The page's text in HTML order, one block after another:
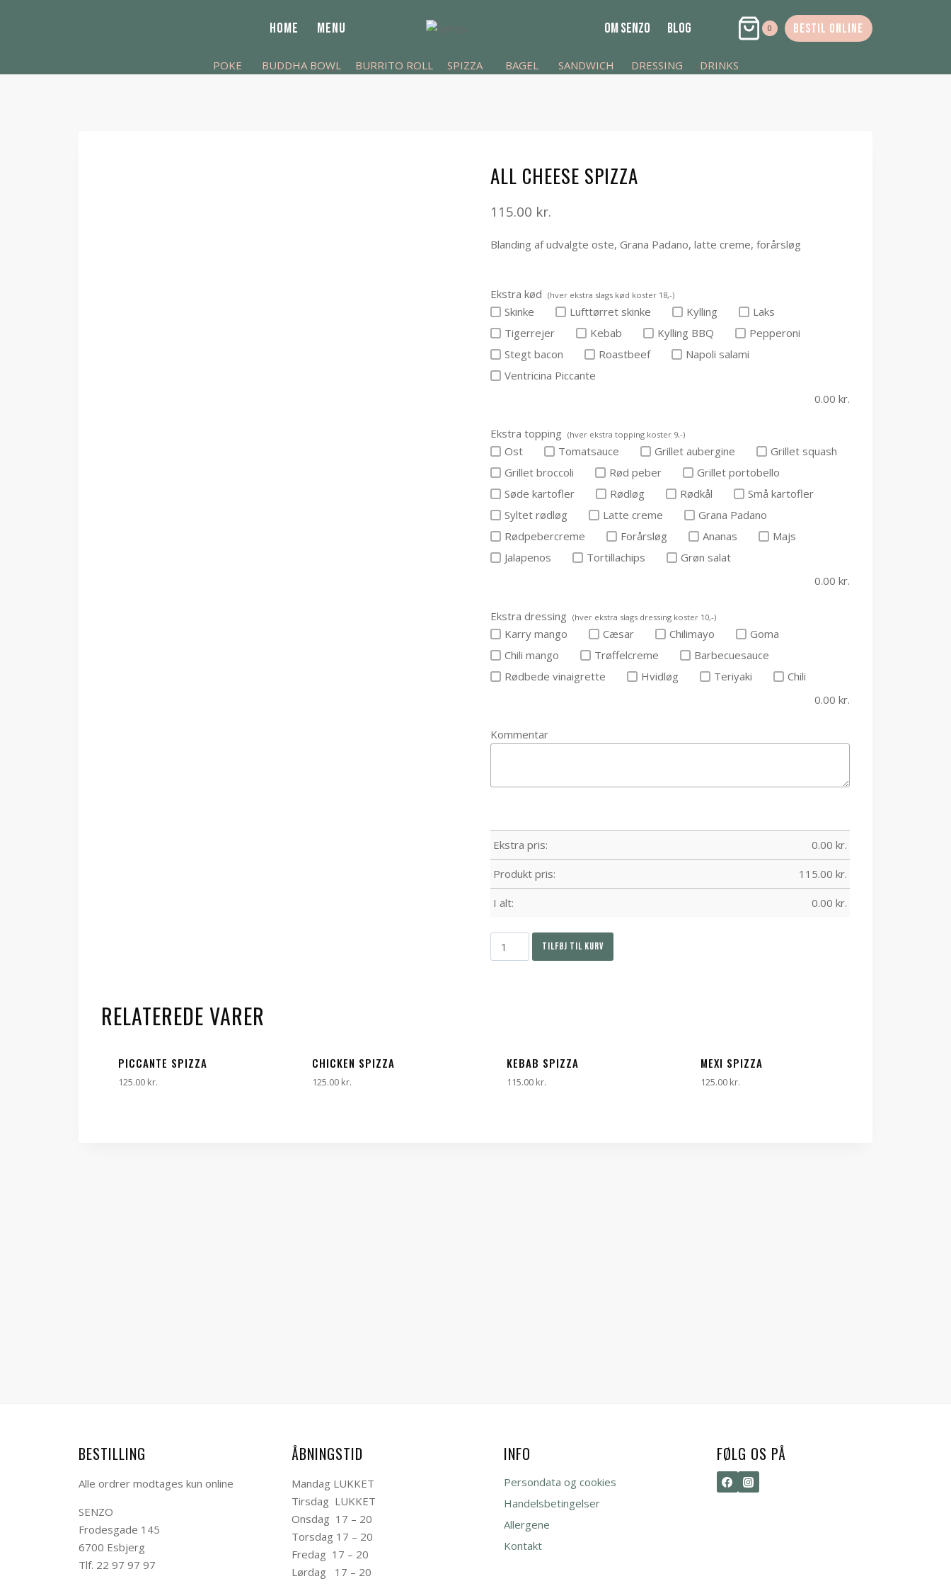
HOME MENU OM SENZO BLOG 0 BESTIL ONLINE
POKE BUDDHA BOWL BURRITO ROLL SPIZZA BAGEL SANDWICH DRESSING DRINKS
ALL CHEESE SPIZZA
115.00 kr.
Blanding af udvalgte oste, Grana Padano, latte creme, forårsløg
Ekstra kød (hver ekstra slags kød koster 18,-)
Skinke Lufttørret skinke Kylling
Laks
Tigerrejer
Kebab Kylling BBQ
Pepperoni
Stegt bacon
Roastbeef
Napoli salami
Ventricina Piccante
0.00 kr.
Ekstra topping (hver ekstra topping koster 9,-)
Ost Tomatsauce Grillet aubergine
Grillet squash
Grillet broccoli
Rød peber
Grillet portobello
Søde kartofler
Rødløg Rødkål
Små kartofler
Syltet rødløg
Latte creme
Grana Padano
Rødpebercreme
Forårsløg Ananas
Majs
Jalapenos
Tortillachips
Grøn salat
0.00 kr.
Ekstra dressing (hver ekstra slags dressing koster 10,-)
Karry mango Cæsar Chilimayo
Goma
Chili mango
Trøffelcreme
Barbecuesauce
Rødbede vinaigrette
Hvidløg Teriyaki
Chili
0.00 kr.
Kommentar
Ekstra pris: 0.00 kr.
Produkt pris: 115.00 kr.
I alt: 0.00 kr.
TILFØJ TIL KURV
RELATEREDE VARER
PICCANTE SPIZZA
125.00 kr.
CHICKEN SPIZZA
125.00 kr.
KEBAB SPIZZA
115.00 kr.
MEXI SPIZZA
125.00 kr.
BESTILLING
Alle ordrer modtages kun online
SENZO
Frodesgade 145
6700 Esbjerg
Tlf. 22 97 97 97
ÅBNINGSTID
Mandag LUKKET
Tirsdag LUKKET
Onsdag 17 – 20
Torsdag 17 – 20
Fredag 17 – 20
Lørdag 17 – 20
INFO
Persondata og cookies
Handelsbetingelser
Allergene
Kontakt
FØLG OS PÅ